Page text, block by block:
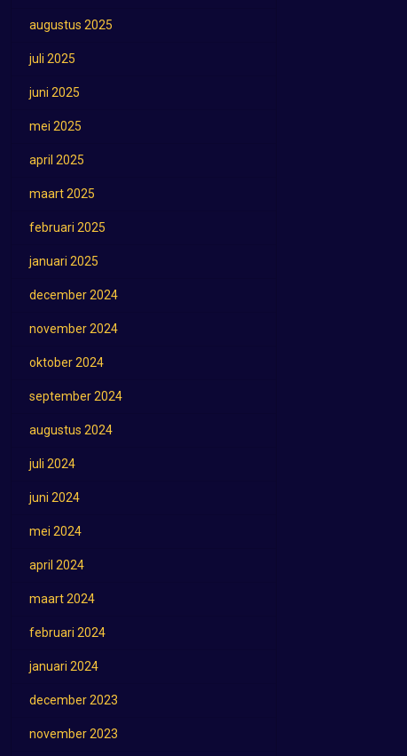
augustus 2025
juli 2025
juni 2025
mei 2025
april 2025
maart 2025
februari 2025
januari 2025
december 2024
november 2024
oktober 2024
september 2024
augustus 2024
juli 2024
juni 2024
mei 2024
april 2024
maart 2024
februari 2024
januari 2024
december 2023
november 2023